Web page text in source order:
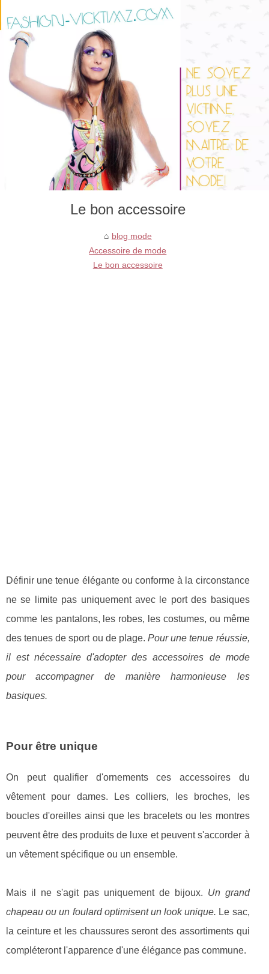
Le bon accessoire
blog mode
Accessoire de mode
Le bon accessoire
Définir une tenue élégante ou conforme à la circonstance
ne se limite pas uniquement avec le port des basiques
comme les pantalons, les robes, les costumes, ou même
des tenues de sport ou de plage.Pour une tenue réussie,
il est nécessaire d'adopter des accessoires de mode
pour accompagner de manière harmonieuse les
basiques.
Pour être unique
On peut qualifier d'ornements ces accessoires du
vêtement pour dames. Les colliers, les broches, les
boucles d'oreilles ainsi que les bracelets ou les montres
peuvent être des produits de luxe et peuvent s'accorder à
un vêtement spécifique ou un ensemble.
Mais il ne s'agit pas uniquement de bijoux. Un grand
chapeau ou un foulard optimisent un look unique. Le sac,
la ceinture et les chaussures seront des assortiments qui
compléteront l'apparence d'une élégance pas commune.